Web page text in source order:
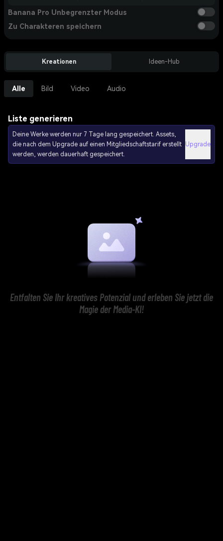
Banana Pro Unbegrenzter Modus
Zu Charakteren speichern
Kreationen Ideen-Hub
Alle Bild Video Audio
Liste generieren
Deine Werke werden nur 7 Tage lang gespeichert. Assets,
die nach dem Upgrade auf einen Mitgliedschaftstarif erstellt
werden, werden dauerhaft gespeichert.
Upgrade
Entfalten Sie Ihr kreatives Potenzial und erleben Sie jetzt die
Magie der Media-KI!